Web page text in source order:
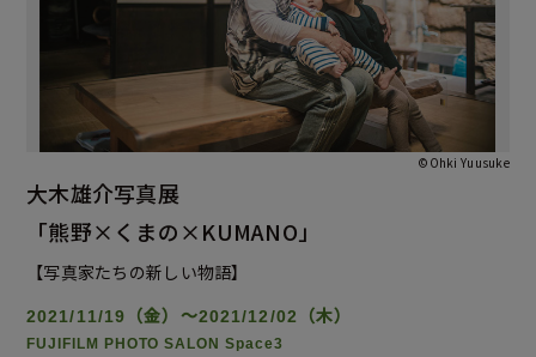
©Ohki Yuusuke
大木雄介写真展
「熊野×くまの×KUMANO」
【写真家たちの新しい物語】
2021/11/19（金）～2021/12/02（木）
FUJIFILM PHOTO SALON Space3